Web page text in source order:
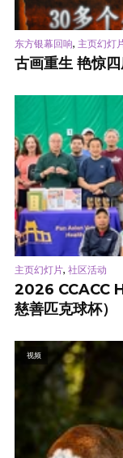
东方银幕回响, 主页幻灯
古画重生 艳惊
主页幻灯片, 社区活动
2026 CCACC
慈善匹克球杯）
视频